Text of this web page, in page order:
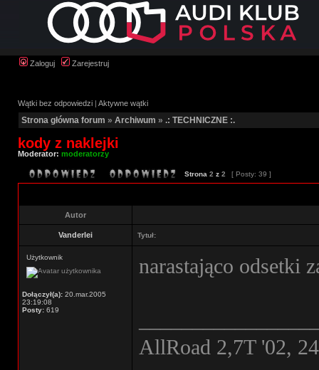
Zaloguj Zarejestruj
Wątki bez odpowiedzi | Aktywne wątki
Strona główna forum » Archiwum » .: TECHNICZNE :.
kody z naklejki
Moderator: moderatorzy
Strona 2 z 2 [ Posty: 39 ]
Autor
Vanderlei Tytuł:
Użytkownik
Dołączył(a): 20.mar.2005
23:19:08
Posty: 619
narastająco odsetki
AllRoad 2,7T '02,